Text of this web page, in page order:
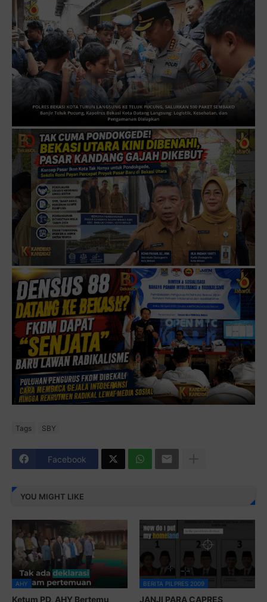
Tags SBY
Facebook
YOU MIGHT LIKE
AHY
Ketum PD, AHY Bertemu
BERITA PILPRES 2009
JANJI PARA CAPRES